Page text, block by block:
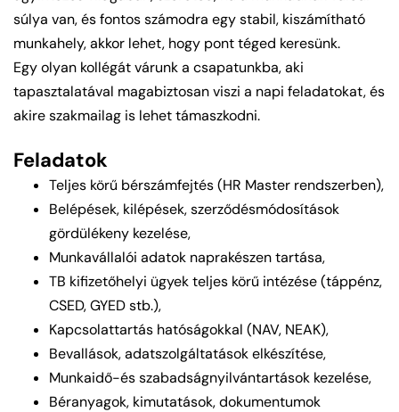
súlya van, és fontos számodra egy stabil, kiszámítható
munkahely, akkor lehet, hogy pont téged keresünk.
Egy olyan kollégát várunk a csapatunkba, aki
tapasztalatával magabiztosan viszi a napi feladatokat, és
akire szakmailag is lehet támaszkodni.
Feladatok
Teljes körű bérszámfejtés (HR Master rendszerben),
Belépések, kilépések, szerződésmódosítások
gördülékeny kezelése,
Munkavállalói adatok naprakészen tartása,
TB kifizetőhelyi ügyek teljes körű intézése (táppénz,
CSED, GYED stb.),
Kapcsolattartás hatóságokkal (NAV, NEAK),
Bevallások, adatszolgáltatások elkészítése,
Munkaidő-és szabadságnyilvántartások kezelése,
Béranyagok, kimutatások, dokumentumok